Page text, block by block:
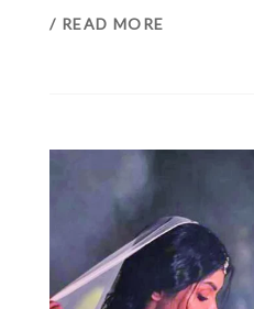
/ READ MORE